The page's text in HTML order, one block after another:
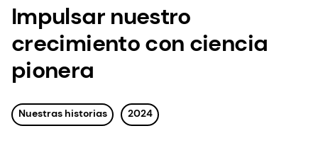
Impulsar nuestro
crecimiento con ciencia
pionera
Nuestras historias 2024